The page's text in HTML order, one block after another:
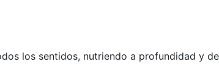
los sentidos, nutriendo a profundidad y